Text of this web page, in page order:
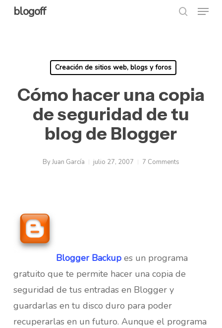
Skipblogoff Menu
Creación de sitios web, blogs y foros
Cómo hacer una copia
de seguridad de tu
blog de Blogger
ByJuan García julio 27, 2007 7 Comments
Blogger Backupes un programa
gratuito que te permite hacer una copia de
seguridad de tus entradas en Blogger y
guardarlas en tu disco duro para poder
recuperarlas en un futuro. Aunque el programa